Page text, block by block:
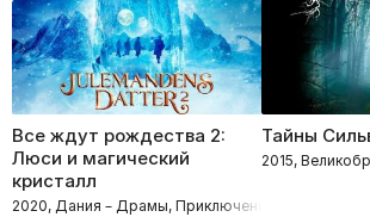
Все ждут рождества 2:
Люси и магический
кристалл
2020, Дания – Драмы, Приключения, Фэнтези,
Тайны
2015,